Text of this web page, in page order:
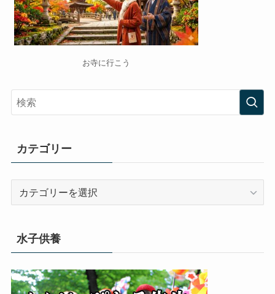
お寺に行こう
カテゴリー
水子供養